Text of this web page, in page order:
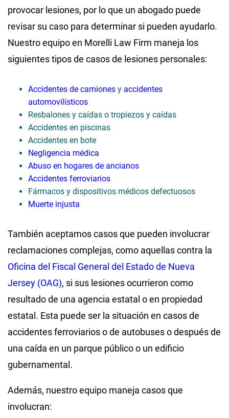
provocar lesiones, por lo que un abogado puede
revisar su caso para determinar si pueden ayudarlo.
Nuestro equipo en Morelli Law Firm maneja los
siguientes tipos de casos de lesiones personales:
Accidentes de camiones y accidentes
automovilísticos
Resbalones y caídas o tropiezos y caídas
Accidentes en piscinas
Accidentes en bote
Negligencia médica
Abuso en hogares de ancianos
Accidentes ferroviarios
Fármacos y dispositivos médicos defectuosos
Muerte injusta
También aceptamos casos que pueden involucrar
reclamaciones complejas, como aquellas contra la
Oficina del Fiscal General del Estado de Nueva
Jersey (OAG), si sus lesiones ocurrieron como
resultado de una agencia estatal o en propiedad
estatal. Esta puede ser la situación en casos de
accidentes ferroviarios o de autobuses o después de
una caída en un parque público o un edificio
gubernamental.
Además, nuestro equipo maneja casos que
involucran: